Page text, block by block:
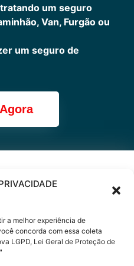
a melhor experiência de
concorda com essa coleta
LGPD, Lei Geral de Proteção de
um seguro
Van, Furgão ou
um seguro de
ou
via